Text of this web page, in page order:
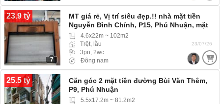
23.9 tỷ
7
MT giá rẻ, Vị trí siêu đẹp.!! nhà mặt tiền
Nguyễn Đình Chính, P15, Phú Nhuận, mặt
tiền đường
4.6x22m ~ 102m2
Trệt, lầu
3pn, 2wc
Đông nam
23/07/26
25.5 tỷ
Căn góc 2 mặt tiền đường Bùi Văn Thêm,
P9, Phú Nhuận
5.5x17.2m ~ 81.2m2